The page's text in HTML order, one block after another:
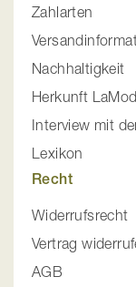
Zahlarten
Nachhaltigkeit
Herkunft
Interview mit
Lexikon
Recht
Widerrufsrecht
Vertrag
AGB